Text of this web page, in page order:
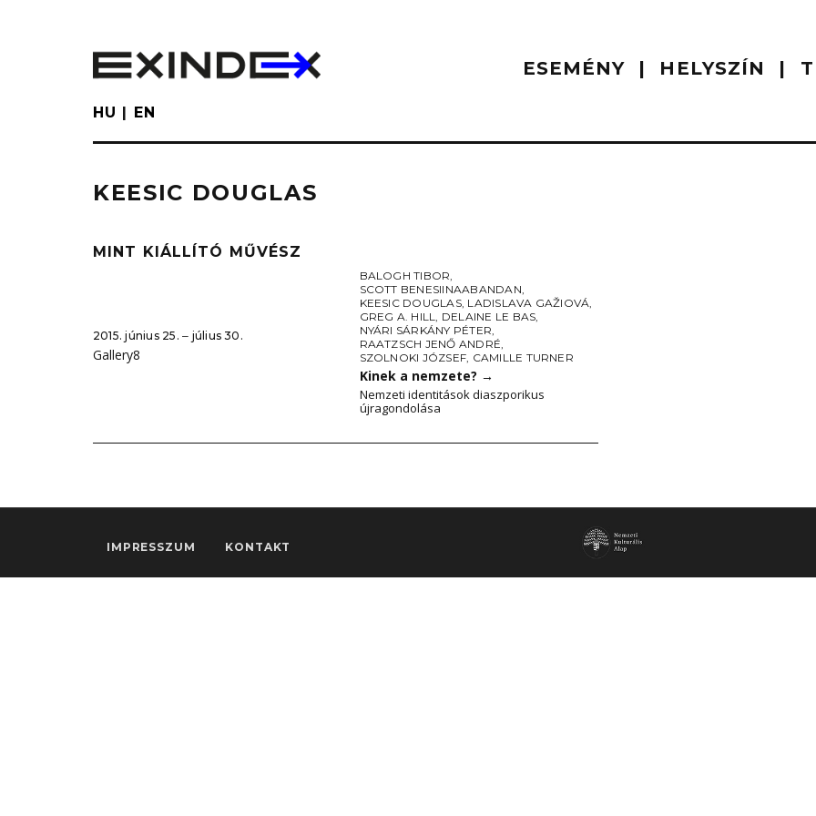
ESEMÉNY HELYSZÍN
HU EN
KEESIC DOUGLAS
MINT KIÁLLÍTÓ MŰVÉSZ
2015. június 25. ‒ július 30.
Gallery8
BALOGH TIBOR,
SCOTT BENESIINAABANDAN,
KEESIC DOUGLAS, LADISLAVA GAŽIOVÁ,
GREG A. HILL, DELAINE LE BAS,
NYÁRI SÁRKÁNY PÉTER,
RAATZSCH JENŐ ANDRÉ,
SZOLNOKI JÓZSEF, CAMILLE TURNER
Kinek a nemzete? →
Nemzeti identitások diaszporikus
újragondolása
IMPRESSZUM KONTAKT